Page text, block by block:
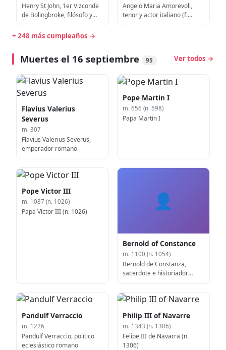
Henry St John, 1er Vizconde
de Bolingbroke, filósofo y
Guerra (n. 1678)
Angelo Maria Amorevoli,
tenor y actor italiano (f.
+ 248 más cumpleaños →
Muertes el 16 septiembre 95 Ver todos →
Flavius Valerius
Severus
m. 307
Flavius Valerius Severus,
emperador romano
Pope Martin I
m. 656 (n. 598)
Papa Martín I
Pope Victor III
m. 1087 (n. 1026)
Papa Víctor III (n. 1026)
👤
Bernold of Constance
m. 1100 (n. 1054)
Bernold de Constanza,
sacerdote e historiador
Pandulf Verraccio
m. 1226
Pandulf Verraccio, político
eclesiástico romano
Philip III of Navarre
m. 1343 (n. 1306)
Felipe III de Navarra (n.
1306)